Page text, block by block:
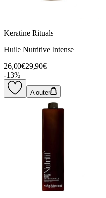
Keratine Rituals
Huile Nutritive Intense
26,00€29,90€
-13%
Ajouter